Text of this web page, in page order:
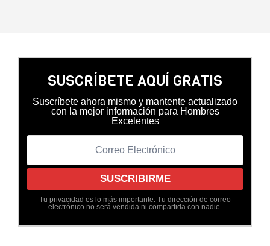
SUSCRÍBETE AQUÍ GRATIS
Suscríbete ahora mismo y mantente actualizado
con la mejor información para Hombres
Excelentes
Tu privacidad es lo más importante. Tu dirección de correo
electrónico no será vendida ni compartida con nadie.